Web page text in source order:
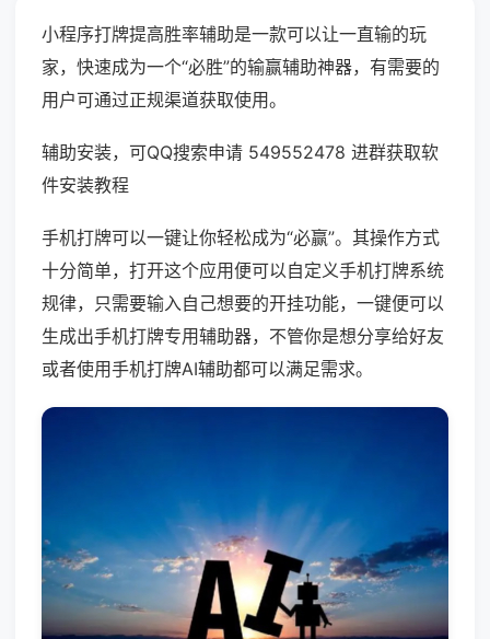
小程序打牌提高胜率辅助是一款可以让一直输的玩
家，快速成为一个“必胜”的输赢辅助神器，有需要的
用户可通过正规渠道获取使用。
辅助安装，可QQ搜索申请 549552478 进群获取软
件安装教程
手机打牌可以一键让你轻松成为“必赢”。其操作方式
十分简单，打开这个应用便可以自定义手机打牌系统
规律，只需要输入自己想要的开挂功能，一键便可以
生成出手机打牌专用辅助器，不管你是想分享给好友
或者使用手机打牌AI辅助都可以满足需求。